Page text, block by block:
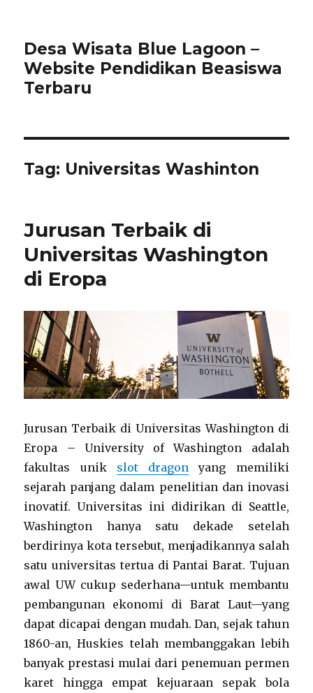
Desa Wisata Blue Lagoon –
Website Pendidikan Beasiswa
Terbaru
Tag: Universitas Washinton
Jurusan Terbaik di
Universitas Washington
di Eropa
Jurusan Terbaik di Universitas Washington di
Eropa – University of Washington adalah
fakultas unik slot dragon yang memiliki
sejarah panjang dalam penelitian dan inovasi
inovatif. Universitas ini didirikan di Seattle,
Washington hanya satu dekade setelah
berdirinya kota tersebut, menjadikannya salah
satu universitas tertua di Pantai Barat. Tujuan
awal UW cukup sederhana—untuk membantu
pembangunan ekonomi di Barat Laut—yang
dapat dicapai dengan mudah. Dan, sejak tahun
1860-an, Huskies telah membanggakan lebih
banyak prestasi mulai dari penemuan permen
karet hingga empat kejuaraan sepak bola